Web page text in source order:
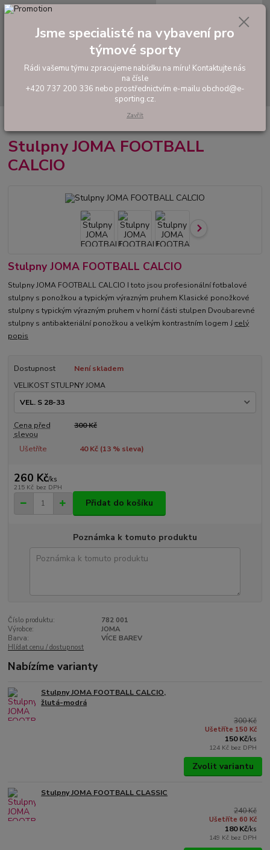
Hledat
tel: +420 737 200 336
0,00 Kč
Stulpny JOMA FOOTBALL CALCIO
Stulpny JOMA FOOTBALL
CALCIO
Stulpny JOMA FOOTBALL CALCIO
Stulpny JOMA FOOTBALL CALCIO I toto jsou profesionální fotbalové
stulpny s ponožkou a typickým výrazným pruhem Klasické ponožkové
stulpny s typickým výrazným pruhem v horní části stulpen Dvoubarevné
stulpny s antibakteriální ponožkou a velkým kontrastním logem J celý
popis
Dostupnost
Není skladem
VELIKOST STULPNY JOMA
Cena před
slevou
300 Kč
Ušetříte 40 Kč (13% sleva)
260 Kč/ks
215 Kč bez DPH
Přidat do košíku
Poznámka k tomuto produktu
Číslo produktu:
782 001
Výrobce:
JOMA
Barva:
VÍCE BAREV
Hlídat cenu / dostupnost
Nabízíme varianty
Stulpny JOMA FOOTBALL CALCIO,
žlutá-modrá
300 Kč
Ušetříte 150 Kč
150 Kč/ks
124 Kč bez DPH
Zvolit variantu
Stulpny JOMA FOOTBALL CLASSIC
240 Kč
Ušetříte 60 Kč
180 Kč/ks
149 Kč bez DPH
Jsme specialisté na vybavení pro
týmové sporty
Rádi vašemu týmu zpracujeme nabídku na míru! Kontaktujte nás
na čísle
+420 737 200 336 nebo prostřednictvím e-mailu obchod@e-
sporting.cz.
Zavřít